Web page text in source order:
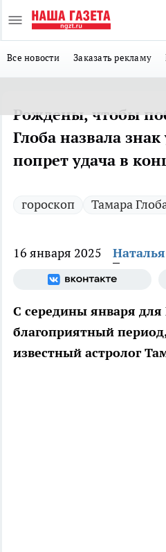
Все новости Заказать рекламу
Рождены, чтобы
Глоба назвала знак
попрет удача в
гороскоп Тамара
16 января 2025
С середины января для
благоприятный
известный астролог